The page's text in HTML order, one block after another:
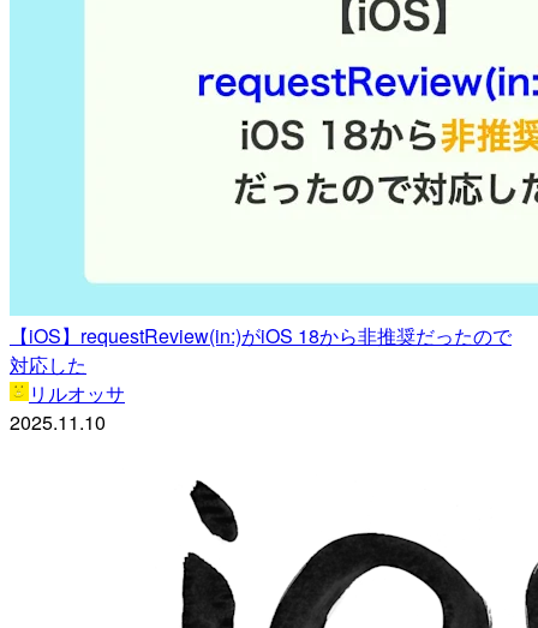
【iOS】requestReview(in:)がiOS 18から非推奨だったので
対応した
リルオッサ
2025.11.10